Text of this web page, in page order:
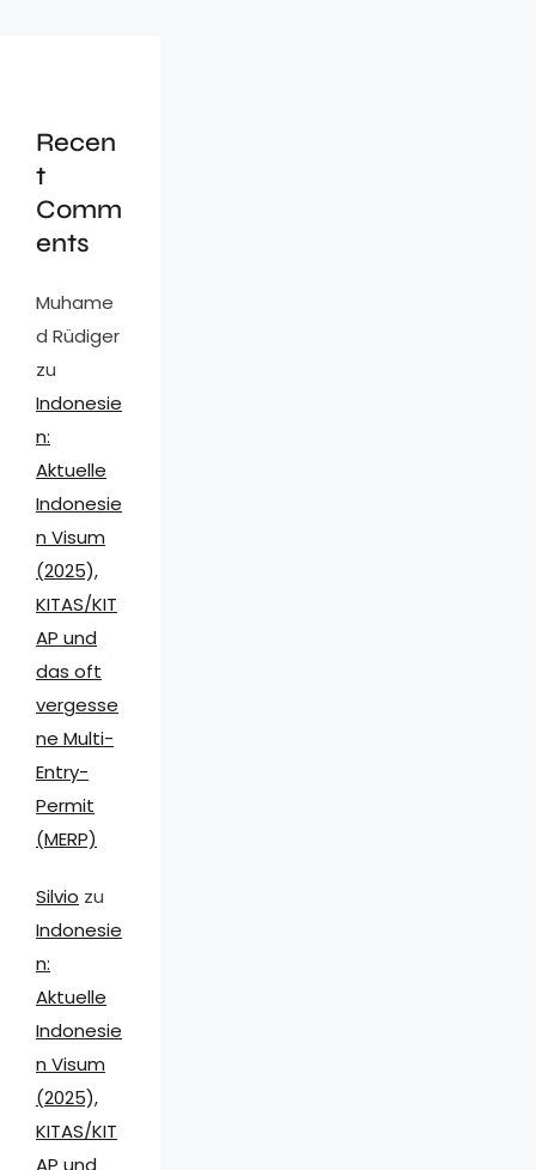
Recen
t
Comm
ents
Muhame
d Rüdiger
zu
Indonesie
n:
Aktuelle
Indonesie
n Visum
(2025),
KITAS/KIT
AP und
das oft
vergesse
ne Multi-
Entry-
Permit
(MERP)
Silvio zu
Indonesie
n:
Aktuelle
Indonesie
n Visum
(2025),
KITAS/KIT
AP und